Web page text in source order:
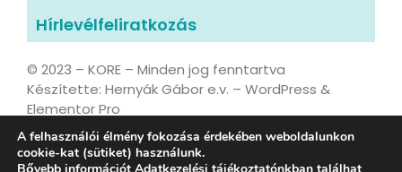
Hírlevélfeliratkozás
© 2023 – KORE – Minden jog fenntartva
Készítette: Hernyák Gábor e.v. – WordPress &
Elementor Pro
A felhasználói élmény fokozása érdekében weboldalunkon
cookie-kat (sütiket) használunk.